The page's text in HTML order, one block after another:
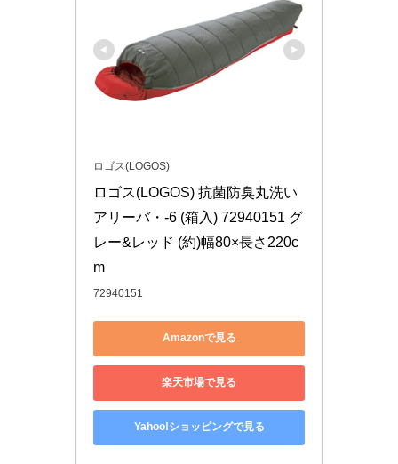
ロゴス(LOGOS)
ロゴス(LOGOS) 抗菌防臭丸洗い
アリーバ・-6 (箱入) 72940151 グ
レー&レッド (約)幅80×長さ220c
m
72940151
Amazonで見る
楽天市場で見る
Yahoo!ショッピングで見る